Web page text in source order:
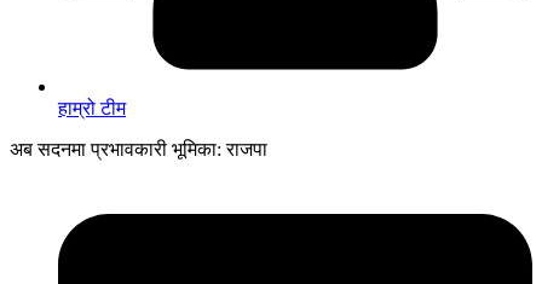
हाम्रो टीम
अब सदनमा प्रभावकारी भूमिका: राजपा